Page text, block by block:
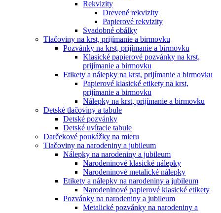
Rekvizity
Drevené rekvizity
Papierové rekvizity
Svadobné obálky
Tlačoviny na krst, prijímanie a birmovku
Pozvánky na krst, prijímanie a birmovku
Klasické papierové pozvánky na krst,
prijímanie a birmovku
Etikety a nálepky na krst, prijímanie a birmovku
Papierové klasické etikety na krst,
prijímanie a birmovku
Nálepky na krst, prijímanie a birmovku
Detské tlačoviny a tabule
Detské pozvánky
Detské uvítacie tabule
Darčekové poukážky na mieru
Tlačoviny na narodeniny a jubileum
Nálepky na narodeniny a jubileum
Narodeninové klasické nálepky
Narodeninové metalické nálepky
Etikety a nálepky na narodeniny a jubileum
Narodeninové papierové klasické etikety
Pozvánky na narodeniny a jubileum
Metalické pozvánky na narodeniny a